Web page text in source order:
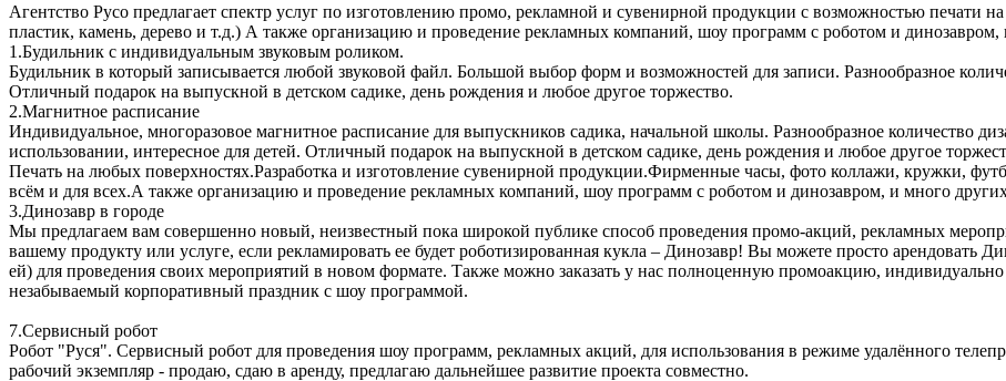
Агентство Русо предлагает спектр услуг по изготовлению промо, рекламной и сувенирной продукции с возможностью печати
пластик, камень, дерево и т.д.) А также организацию и проведение рекламных компаний, шоу программ с роботом и
1.Будильник с индивидуальным звуковым роликом.
Будильник в который записывается любой звуковой файл. Большой выбор форм и возможностей для записи. Разнообразное
Отличный подарок на выпускной в детском садике, день рождения и любое другое торжество.
2.Магнитное расписание
Индивидуальное, многоразовое магнитное расписание для выпускников садика, начальной школы. Разнообразное количество
использовании, интересное для детей. Отличный подарок на выпускной в детском садике, день рождения и любое другое
Печать на любых поверхностях.Разработка и изготовление сувенирной продукции.Фирменные часы, фото коллажи, кружки,
всём и для всех.А также организацию и проведение рекламных компаний, шоу программ с роботом и динозавром, и много
3.Динозавр в городе
Мы предлагаем вам совершенно новый, неизвестный пока широкой публике способ проведения промо-акций, рекламных
вашему продукту или услуге, если рекламировать ее будет роботизированная кукла – Динозавр! Вы можете просто арендовать
ей) для проведения своих мероприятий в новом формате. Также можно заказать у нас полноценную промоакцию,
незабываемый корпоративный праздник с шоу программой.
7.Сервисный робот
Робот "Руся". Сервисный робот для проведения шоу программ, рекламных акций, для использования в режиме удалённого
рабочий экземпляр - продаю, сдаю в аренду, предлагаю дальнейшее развитие проекта совместно.